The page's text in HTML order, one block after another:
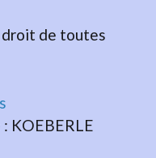
droit de toutes
KOEBERLE